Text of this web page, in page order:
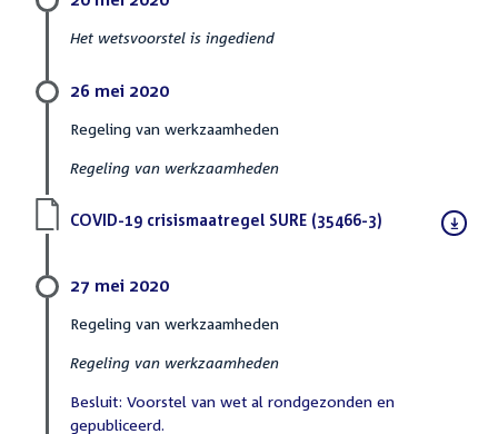
Het wetsvoorstel is ingediend
26 mei 2020
Regeling van werkzaamheden
Regeling van werkzaamheden
Download
COVID-19 crisismaatregel SURE (35466-3)
27 mei 2020
Regeling van werkzaamheden
Regeling van werkzaamheden
Besluit: Voorstel van wet al rondgezonden en
gepubliceerd.